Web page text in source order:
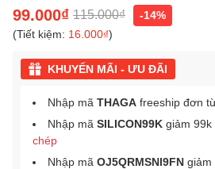
99.000₫ 115.000₫
-14%
(Tiết kiệm: 16.000₫)
KHUYẾN MÃI - ƯU ĐÃI
Nhập mã THAGA freeship đơn
Nhập mã SILICON99K giảm 99k
chép
Nhập mã OJ5QRMSNI9FN giảm